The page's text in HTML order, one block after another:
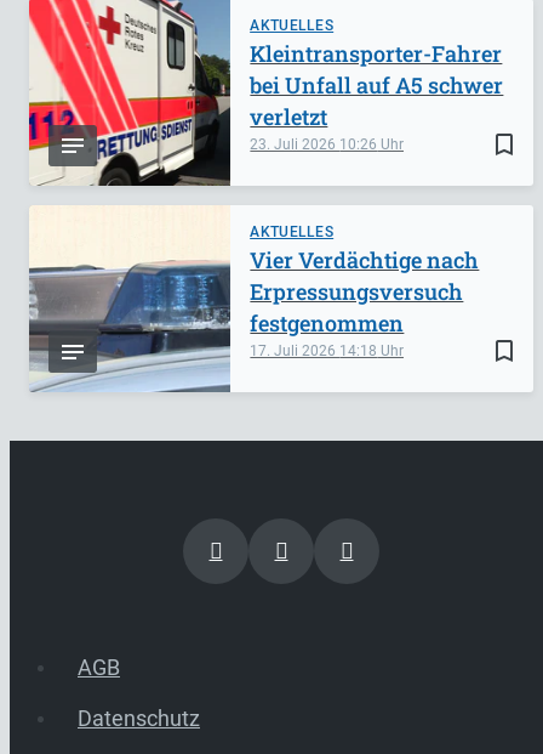
AKTUELLES
bookmark_border
23. Juli 2026 10:26
Kleintransporter-Fahrer
bei Unfall auf A5 schwer
verletzt
AKTUELLES
bookmark_border
17. Juli 2026 14:18
Vier Verdächtige nach
Erpressungsversuch
festgenommen
AGB
Datenschutz